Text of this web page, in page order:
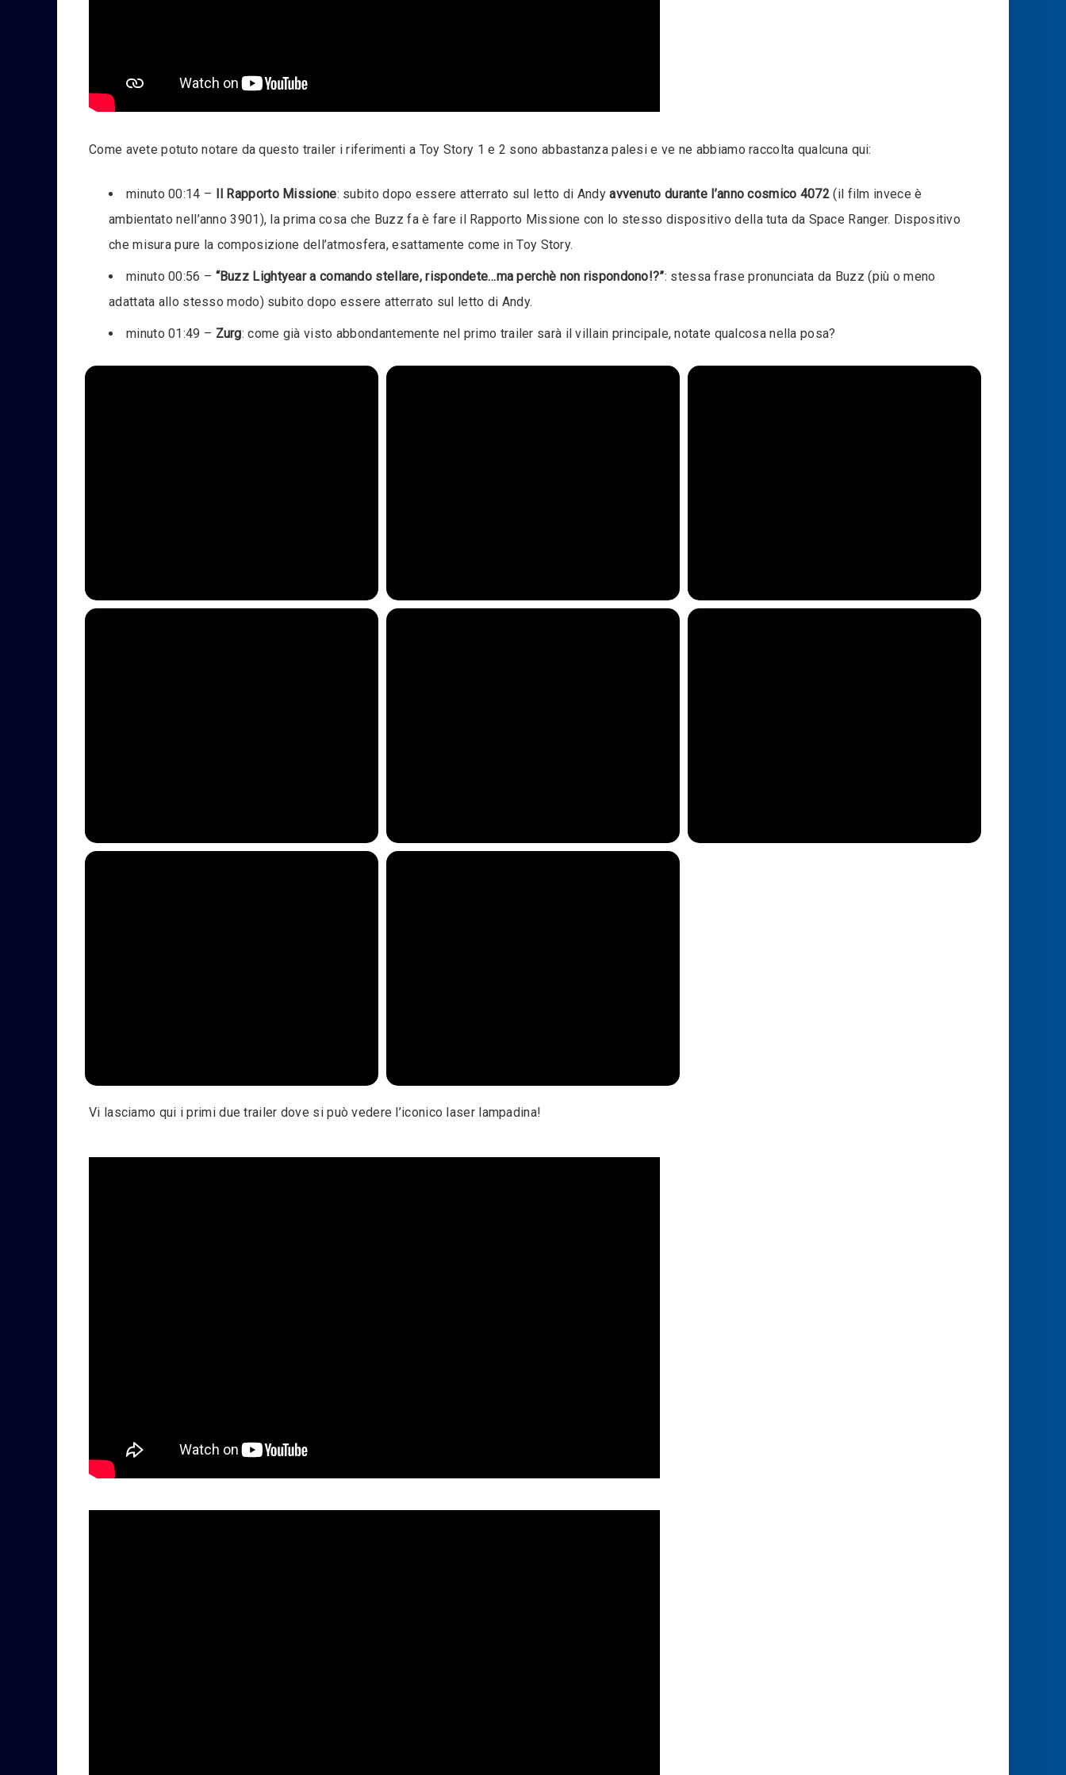
Come avete potuto notare da questo trailer i riferimenti a Toy Story 1 e 2 sono abbastanza palesi e ve ne abbiamo raccolta qualcuna qui:
minuto 00:14 – Il Rapporto Missione: subito dopo essere atterrato sul letto di Andyavvenuto durante l’anno cosmico 4072(il film invece è
ambientato nell’anno 3901), la prima cosa che Buzz fa è fare il Rapporto Missione con lo stesso dispositivo della tuta da Space Ranger. Dispositivo
che misura pure la composizione dell’atmosfera, esattamente come in Toy Story.
minuto 00:56 – “Buzz Lightyear a comando stellare, rispondete…ma perchè non rispondono!?”: stessa frase pronunciata da Buzz (più o meno
adattata allo stesso modo) subito dopo essere atterrato sul letto di Andy.
minuto 01:49 – Zurg: come già visto abbondantemente nel primo trailer sarà il villain principale, notate qualcosa nella posa?
Vi lasciamo qui i primi due trailer dove si può vedere l’iconico laser lampadina!